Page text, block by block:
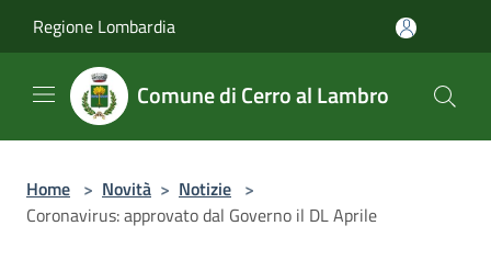
Regione Lombardia
Comune di Cerro al Lambro
Home > Novità > Notizie >
Coronavirus: approvato dal Governo il DL Aprile